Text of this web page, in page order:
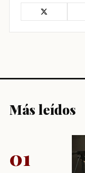
Más leídos
01